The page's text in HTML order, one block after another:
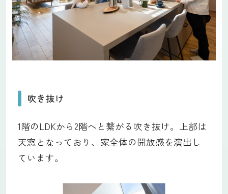
吹き抜け
1階のLDKから2階へと繋がる吹き抜け。上部は
天窓となっており、家全体の開放感を演出し
ています。